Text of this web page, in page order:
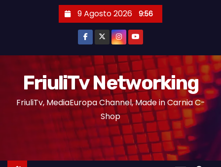
9 Agosto 2026 9:56
FriuliTv Networking
FriuliTv, MediaEuropa Channel, Made in Carnia C-
Shop